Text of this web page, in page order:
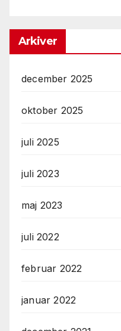
Arkiver
december 2025
oktober 2025
juli 2025
juli 2023
maj 2023
juli 2022
februar 2022
januar 2022